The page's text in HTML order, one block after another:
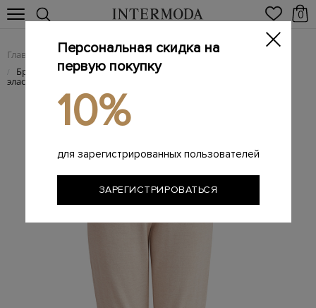
0
Главная Женщинам / Женская одежда / Женские брюки
/ Брюки комфортного кроя из кашемира и шелка на широком
эластичном поясе
Персональная скидка на
первую покупку
10%
для зарегистрированных пользователей
ЗАРЕГИСТРИРОВАТЬСЯ